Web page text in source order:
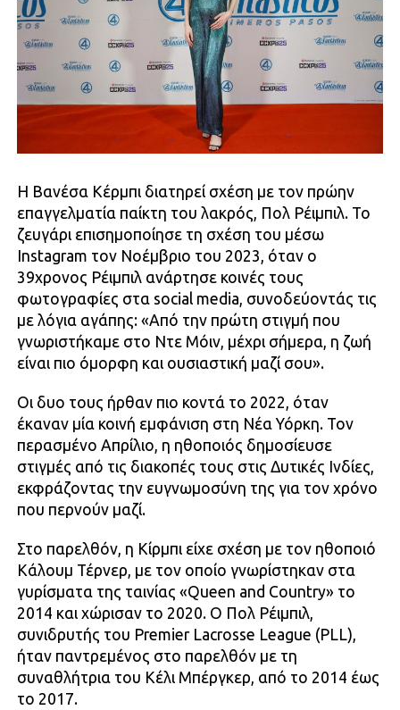
Η Βανέσα Κέρμπι διατηρεί σχέση με τον πρώην
επαγγελματία παίκτη του λακρός, Πολ Ρέιμπιλ. Το
ζευγάρι επισημοποίησε τη σχέση του μέσω
Instagram τον Νοέμβριο του 2023, όταν ο
39χρονος Ρέιμπιλ ανάρτησε κοινές τους
φωτογραφίες στα social media, συνοδεύοντάς τις
με λόγια αγάπης: «Από την πρώτη στιγμή που
γνωριστήκαμε στο Ντε Μόιν, μέχρι σήμερα, η ζωή
είναι πιο όμορφη και ουσιαστική μαζί σου».
Οι δυο τους ήρθαν πιο κοντά το 2022, όταν
έκαναν μία κοινή εμφάνιση στη Νέα Υόρκη. Τον
περασμένο Απρίλιο, η ηθοποιός δημοσίευσε
στιγμές από τις διακοπές τους στις Δυτικές Ινδίες,
εκφράζοντας την ευγνωμοσύνη της για τον χρόνο
που περνούν μαζί.
Στο παρελθόν, η Κίρμπι είχε σχέση με τον ηθοποιό
Κάλουμ Τέρνερ, με τον οποίο γνωρίστηκαν στα
γυρίσματα της ταινίας «Queen and Country» το
2014 και χώρισαν το 2020. Ο Πολ Ρέιμπιλ,
συνιδρυτής του Premier Lacrosse League (PLL),
ήταν παντρεμένος στο παρελθόν με τη
συναθλήτρια του Κέλι Μπέργκερ, από το 2014 έως
το 2017.